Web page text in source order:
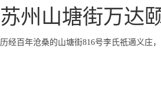
苏州山塘街万达
历经百年沧桑的山塘街816号李氏祇適义庄